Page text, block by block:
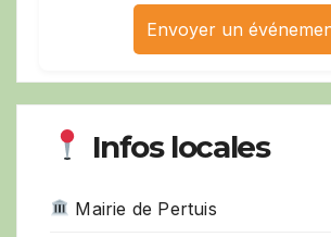
Envoyer un
Infos locales
Mairie de Pertuis